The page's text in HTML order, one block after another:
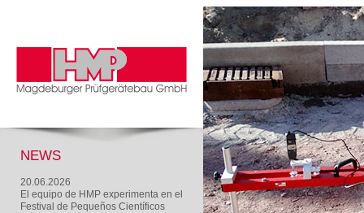
NEWS
20.06.2026
El equipo de HMP experimenta en el
Festival de Pequeños Científicos